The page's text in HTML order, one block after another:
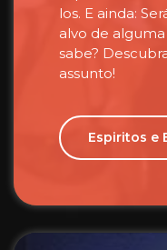
los. E ainda:
alvo de
sabe?
assunto!
Espiritos e